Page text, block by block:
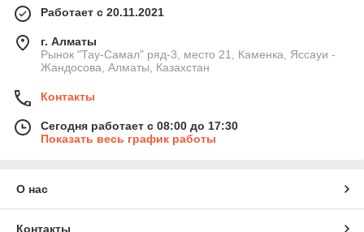
статорный блок.
от мощности УШМ.
Совместимость— Makita, Bosch, DeWalt, Metabo,
Типичные ошибки при замене статора
Покупка «похожего» статора — размеры должны
совпадать до миллиметра.
витков → перегрев и потеря мощности.
Использование старой изоляции → пробой на
Работает с 20.11.2021
г. Алматы
Рынок "Тау-Самал" ряд-3, место 21, Каменка, Яссауи -
Жандосова, Алматы, Казахстан
Контакты
Сегодня работает с 08:00 до 17:30
Показать весь график работы
О нас
Контакты